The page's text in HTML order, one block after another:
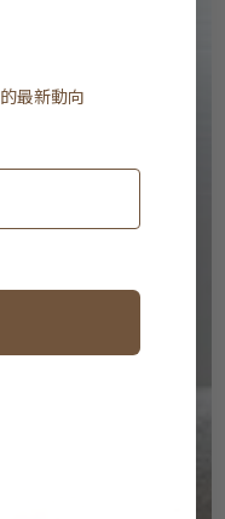
的最新動向